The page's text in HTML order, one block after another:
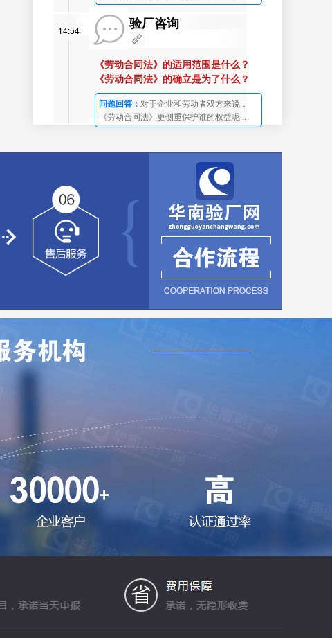
14:54 验厂咨询
《劳动合同法》的适用范围是什么？
《劳动合同法》的确立是为了什么？
问题回答：对于企业和劳动者双方来说，
《劳动合同法》更侧重保护谁的权益呢...